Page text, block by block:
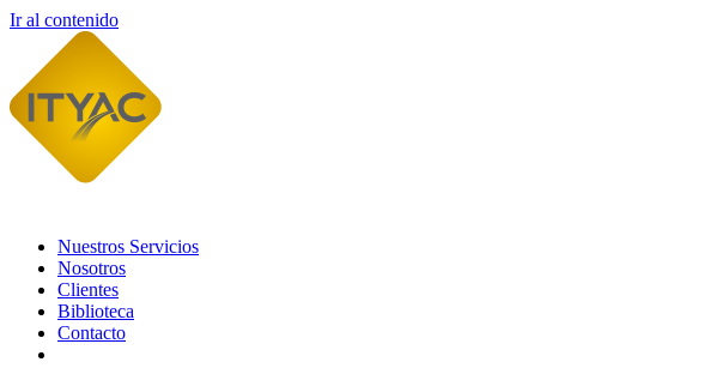
Ir al contenido
Nuestros Servicios
Nosotros
Clientes
Biblioteca
Contacto